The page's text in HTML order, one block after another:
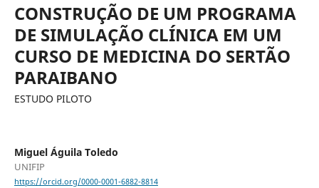
CONSTRUÇÃO DE UM PROGRAMA
DE SIMULAÇÃO CLÍNICA EM UM
CURSO DE MEDICINA DO SERTÃO
PARAIBANO
ESTUDO PILOTO
Miguel Águila Toledo
UNIFIP
https://orcid.org/0000-0001-6882-8814